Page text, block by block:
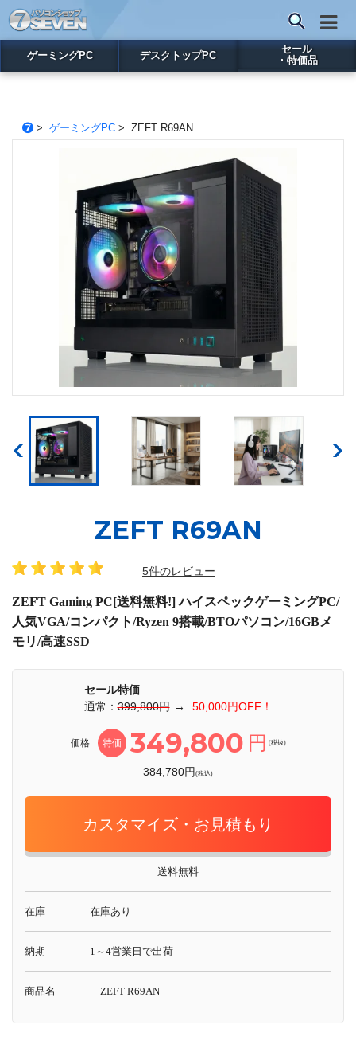
ゲーミングPC デスクトップPC
セール
・特価品
> ゲーミングPC> ZEFT R69AN
ZEFT R69AN
5件のレビュー
ZEFT Gaming PC[送料無料!] ハイスペックゲーミングPC/
人気VGA/コンパクト/Ryzen 9搭載/BTOパソコン/16GBメ
モリ/高速SSD
セール特価
通常：399,800円 → 50,000円OFF！
価格 特価 349,800 円 (税抜)
384,780円(税込)
カスタマイズ・お見積もり
送料無料
在庫 在庫あり
納期 1～4営業日で出荷
商品名 ZEFT R69AN